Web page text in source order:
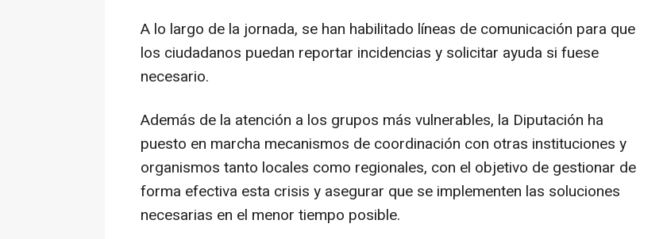
A lo largo de la jornada, se han habilitado líneas de comunicación para que
los ciudadanos puedan reportar incidencias y solicitar ayuda si fuese
necesario.
Además de la atención a los grupos más vulnerables, la Diputación ha
puesto en marcha mecanismos de coordinación con otras instituciones y
organismos tanto locales como regionales, con el objetivo de gestionar de
forma efectiva esta crisis y asegurar que se implementen las soluciones
necesarias en el menor tiempo posible.